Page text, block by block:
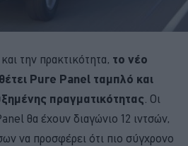
την πρακτικότητα, το νέο
Pure Panel ταμπλό και
πραγματικότητας . Οι
θα έχουν διαγώνιο 12 ιντσών,
να προσφέρει ότι πιο σύγχρονο